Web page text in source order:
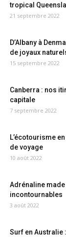
tropical
21 septembre 2022
D’Albany à
de joyaux
15 septembre 2022
Canberra : nos
capitale
7 septembre 2022
L’écotourisme
de voyage
10 août 2022
Adrénaline
incontournables
3 août 2022
Surf en Australie